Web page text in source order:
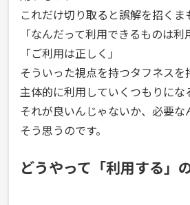
これだけ切り取ると誤解を招くま
「なんだって利用できるものは利
「ご利用は正しく」
そういった視点を持つタフネスを
主体的に利用していくつもりにな
それが良いんじゃないか、必要な
そう思うのです。
どうやって「利用する」